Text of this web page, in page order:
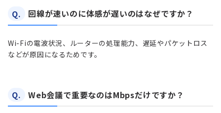
Q. 回線が速いのに体感が遅いのはなぜですか？
Wi-Fiの電波状況、ルーターの処理能力、遅延やパケットロス
などが原因になるためです。
Q. Web会議で重要なのはMbpsだけですか？